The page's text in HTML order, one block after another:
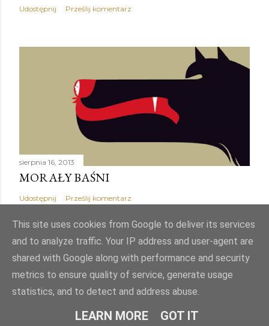
Udostępnij Prześlij komentarz
sierpnia 16, 2013
MORAŁY BAŚNI
Udostępnij Prześlij komentarz
Obsługiwane przez usługę Blogger
Autor obrazów motywu:Mae Burke
This site uses cookies from Google to deliver its services
and to analyze traffic. Your IP address and user-agent are
shared with Google along with performance and security
metrics to ensure quality of service, generate usage
statistics, and to detect and address abuse.
LEARN MORE GOT IT